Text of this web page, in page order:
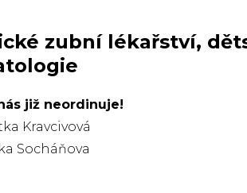
zubní lékařství,
již neordinuje!
Kravcivová
Socháňova